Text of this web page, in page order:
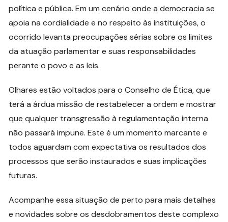
política e pública. Em um cenário onde a democracia se
apoia na cordialidade e no respeito às instituições, o
ocorrido levanta preocupações sérias sobre os limites
da atuação parlamentar e suas responsabilidades
perante o povo e as leis.
Olhares estão voltados para o Conselho de Ética, que
terá a árdua missão de restabelecer a ordem e mostrar
que qualquer transgressão à regulamentação interna
não passará impune. Este é um momento marcante e
todos aguardam com expectativa os resultados dos
processos que serão instaurados e suas implicações
futuras.
Acompanhe essa situação de perto para mais detalhes
e novidades sobre os desdobramentos deste complexo